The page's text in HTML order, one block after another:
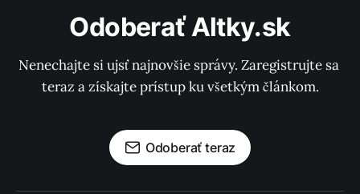
Odoberať Altky.sk
Nenechajte si ujsť najnovšie správy. Zaregistrujte sa
teraz a získajte prístup ku všetkým článkom.
Odoberať teraz